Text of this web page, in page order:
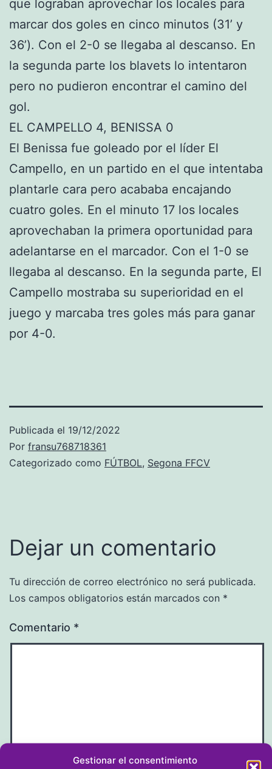
Gestionar el consentimiento
que lograban aprovechar los locales para
marcar dos goles en cinco minutos (31’ y
36’). Con el 2-0 se llegaba al descanso. En
la segunda parte los blavets lo intentaron
pero no pudieron encontrar el camino del
gol.
EL CAMPELLO 4, BENISSA 0
El Benissa fue goleado por el líder El
Campello, en un partido en el que intentaba
plantarle cara pero acababa encajando
cuatro goles. En el minuto 17 los locales
aprovechaban la primera oportunidad para
adelantarse en el marcador. Con el 1-0 se
llegaba al descanso. En la segunda parte, El
Campello mostraba su superioridad en el
juego y marcaba tres goles más para ganar
por 4-0.
Publicada el 19/12/2022
Por fransu768718361
Categorizado como FÚTBOL, Segona FFCV
Dejar un comentario
Tu dirección de correo electrónico no será publicada.
Los campos obligatorios están marcados con *
Comentario *